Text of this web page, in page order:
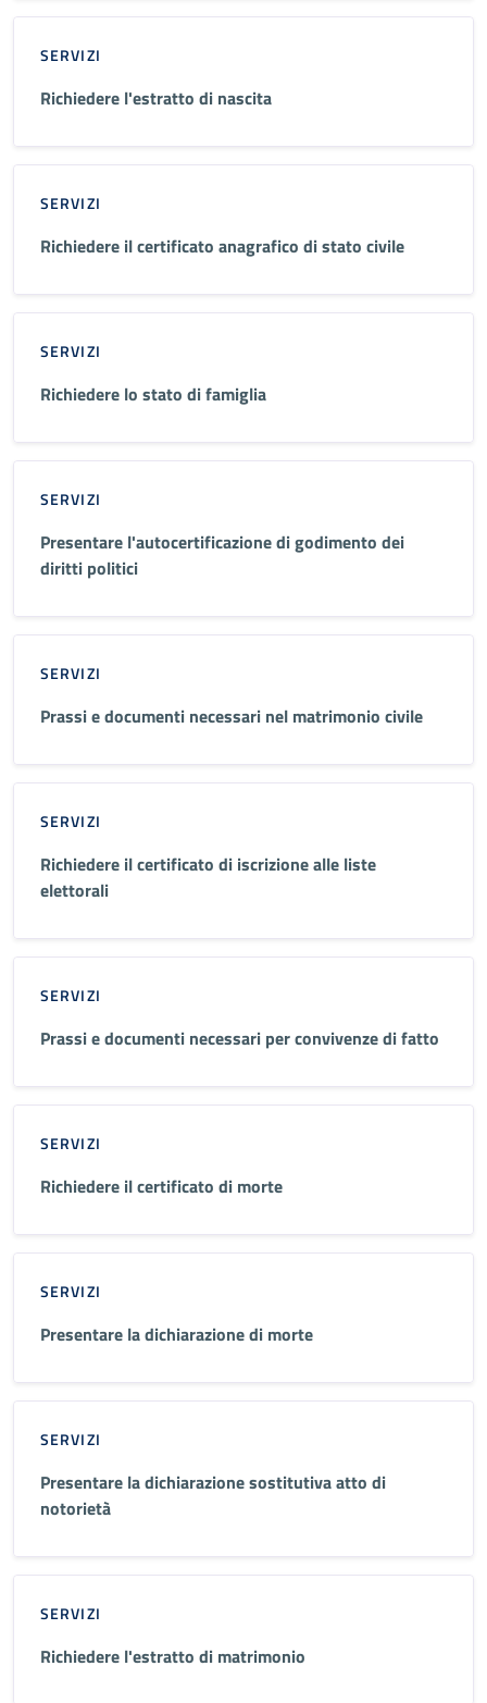
SERVIZI
Richiedere l'estratto di nascita
SERVIZI
Richiedere il certificato anagrafico di stato civile
SERVIZI
Richiedere lo stato di famiglia
SERVIZI
Presentare l'autocertificazione di godimento dei
diritti politici
SERVIZI
Prassi e documenti necessari nel matrimonio civile
SERVIZI
Richiedere il certificato di iscrizione alle liste
elettorali
SERVIZI
Prassi e documenti necessari per convivenze di fatto
SERVIZI
Richiedere il certificato di morte
SERVIZI
Presentare la dichiarazione di morte
SERVIZI
Presentare la dichiarazione sostitutiva atto di
notorietà
SERVIZI
Richiedere l'estratto di matrimonio